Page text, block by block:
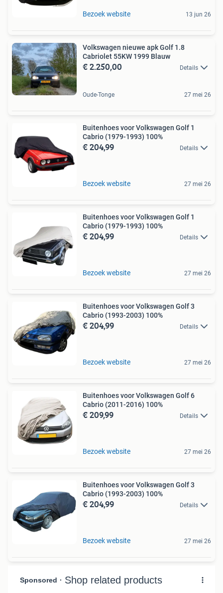
Bezoek website 13 jun 26
Volkswagen nieuwe apk Golf 1.8
Cabriolet 55KW 1999 Blauw
€ 2.250,00 Details
Oude-Tonge 27 mei 26
Buitenhoes voor Volkswagen Golf 1
Cabrio (1979-1993) 100%
€ 204,99 Details
Bezoek website 27 mei 26
Buitenhoes voor Volkswagen Golf 1
Cabrio (1979-1993) 100%
€ 204,99 Details
Bezoek website 27 mei 26
Buitenhoes voor Volkswagen Golf 3
Cabrio (1993-2003) 100%
€ 204,99 Details
Bezoek website 27 mei 26
Buitenhoes voor Volkswagen Golf 6
Cabrio (2011-2016) 100%
€ 209,99 Details
Bezoek website 27 mei 26
Buitenhoes voor Volkswagen Golf 3
Cabrio (1993-2003) 100%
€ 204,99 Details
Bezoek website 27 mei 26